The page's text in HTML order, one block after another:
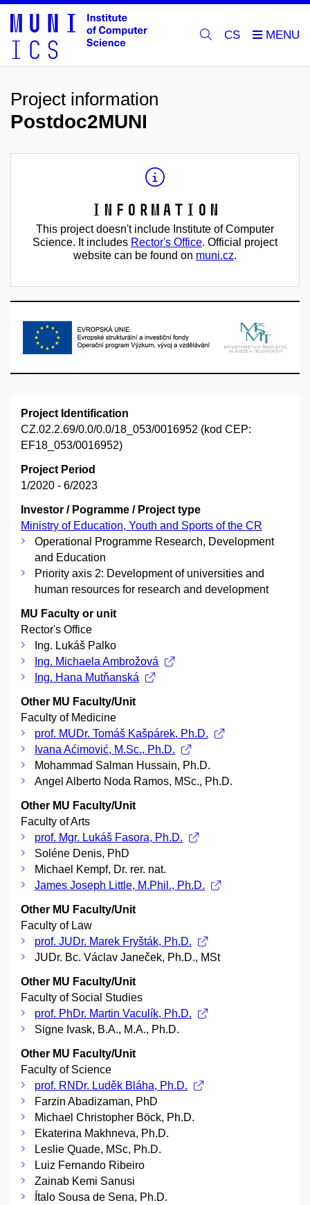
CS
Project information
Postdoc2MUNI
Information
This project doesn't include Institute of Computer
Science. It includes Rector's Office. Official project
website can be found on muni.cz.
Project Identification
CZ.02.2.69/0.0/0.0/18_053/0016952 (kod CEP:
EF18_053/0016952)
Project Period
1/2020 - 6/2023
Investor / Pogramme / Project type
Ministry of Education, Youth and Sports of the CR
Operational Programme Research, Development
and Education
Priority axis 2: Development of universities and
human resources for research and development
MU Faculty or unit
Rector's Office
Ing. Lukáš Palko
Ing. Michaela Ambrožová
Ing. Hana Mutňanská
Other MU Faculty/Unit
Faculty of Medicine
prof. MUDr. Tomáš Kašpárek, Ph.D.
Ivana Aćimović, M.Sc., Ph.D.
Mohammad Salman Hussain, Ph.D.
Angel Alberto Noda Ramos, MSc., Ph.D.
Other MU Faculty/Unit
Faculty of Arts
prof. Mgr. Lukáš Fasora, Ph.D.
Soléne Denis, PhD
Michael Kempf, Dr. rer. nat.
James Joseph Little, M.Phil., Ph.D.
Other MU Faculty/Unit
Faculty of Law
prof. JUDr. Marek Fryšták, Ph.D.
JUDr. Bc. Václav Janeček, Ph.D., MSt
Other MU Faculty/Unit
Faculty of Social Studies
prof. PhDr. Martin Vaculík, Ph.D.
Signe Ivask, B.A., M.A., Ph.D.
Other MU Faculty/Unit
Faculty of Science
prof. RNDr. Luděk Bláha, Ph.D.
Farzin Abadizaman, PhD
Michael Christopher Böck, Ph.D.
Ekaterina Makhneva, Ph.D.
Leslie Quade, MSc, Ph.D.
Luiz Fernando Ribeiro
Zainab Kemi Sanusi
Ítalo Sousa de Sena, Ph.D.